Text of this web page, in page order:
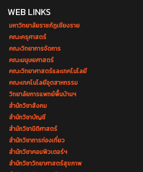
WEB LINKS
มหาวิทยาลัยราชภัฏเชียงราย
คณะครุศาสตร์
คณะวิทยาการจัดการ
คณะมนุษยศาสตร์
คณะวิทยาศาสตร์และเทคโนโลยี
คณะเทคโนโลยีอุตสาหกรรม
วิทยาลัยการแพทย์พื้นบ้านฯ
สำนักวิชาสังคม
สำนักวิชาบัญชี
สำนักวิชานิติศาสตร์
สำนักวิชาการท่องเที่ยว
สำนักวิชาคอมพิวเตอร์ฯ
สำนักวิชาวิทยาศาสตร์สุขภาพ